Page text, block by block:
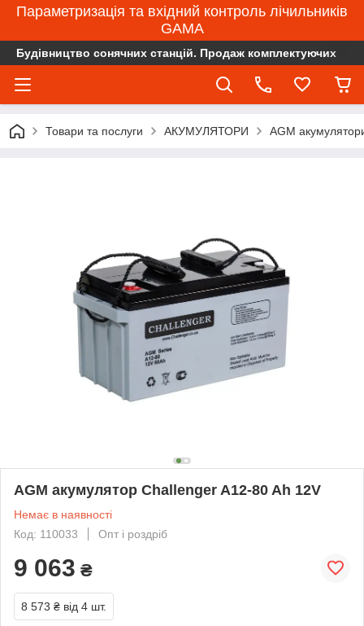
Параметризація та вхідний контроль лічильників
GAMA
Будівництво сонячних станцій. Продаж комплектуючих
Товари та послуги АКУМУЛЯТОРИ AGM
AGM акумулятор Challenger A12-80 Ah 12V
Немає в наявності
Код: 110033
Опт і роздріб
9 063 ₴
8 573 ₴ від 4 шт.